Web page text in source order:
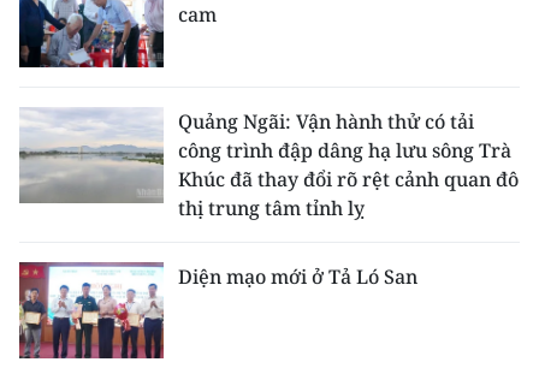
cam
Quảng Ngãi: Vận hành thử có tải
công trình đập dâng hạ lưu sông Trà
Khúc đã thay đổi rõ rệt cảnh quan đô
thị trung tâm tỉnh lỵ
Diện mạo mới ở Tả Ló San